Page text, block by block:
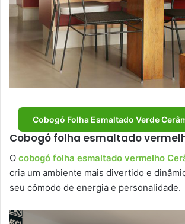
Cobogó Folha Esmaltado Verde
Cobogó folha esmaltado
O cobogó folha esmaltado vermelho
cria um ambiente mais divertido e
seu cômodo de energia e personalidade.